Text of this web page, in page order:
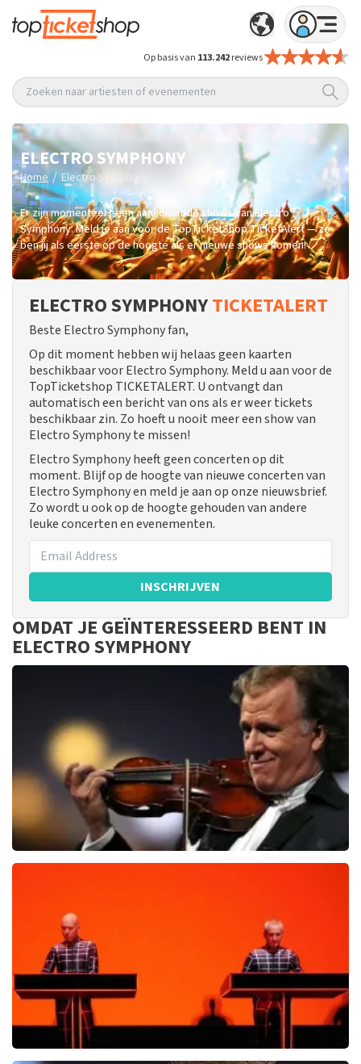
Op basis van 113.242reviews
Zoeken naar artiesten of evenementen
ELECTRO SYMPHONY
Home / Electro Symphony
Er zijn momenteel geen aankomende shows van Electro
Symphony. Meld je aan voor de TopTicketShop TicketAlert — zo
ben jij als eerste op de hoogte als er nieuwe shows komen!
ELECTRO SYMPHONYTICKETALERT
Beste Electro Symphony fan,
Op dit moment hebben wij helaas geen kaarten
beschikbaar voor Electro Symphony. Meld u aan voor de
TopTicketshop TICKETALERT. U ontvangt dan
automatisch een bericht van ons als er weer tickets
beschikbaar zin. Zo hoeft u nooit meer een show van
Electro Symphony te missen!
Electro Symphony heeft geen concerten op dit
moment. Blijf op de hoogte van nieuwe concerten van
Electro Symphony en meld je aan op onze nieuwsbrief.
Zo wordt u ook op de hoogte gehouden van andere
leuke concerten en evenementen.
INSCHRIJVEN
OMDAT JE GEÏNTERESSEERD BENT IN
ELECTRO SYMPHONY
BEKIJKEN